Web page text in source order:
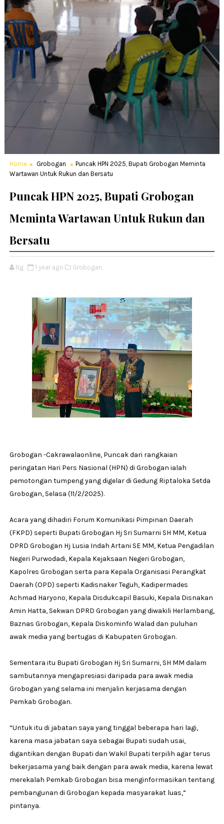
Home Grobogan
Puncak HPN 2025, Bupati Grobogan Meminta
Wartawan Untuk Rukun dan Bersatu
Puncak HPN 2025, Bupati Grobogan
Meminta Wartawan Untuk Rukun dan
Bersatu
Ng 1 year ago Grobogan,
Grobogan -Cakrawalaonline, Puncak dari rangkaian
peringatan Hari Pers Nasional (HPN) di Grobogan ialah
pemotongan tumpeng yang digelar di Gedung Riptaloka Setda
Grobogan, Selasa (11/2/2025).
Acara yang dihadiri Forum Komunikasi Pimpinan Daerah
(FKPD) seperti Bupati Grobogan Hj Sri Sumarni SH MM, Ketua
DPRD Grobogan Hj Lusia Indah Artani SE MM, Ketua Pengadilan
Negeri Purwodadi, Kepala Kejaksaan Negeri Grobogan,
Kapolres Grobogan serta para Kepala Organisasi Perangkat
Daerah (OPD) seperti Kadisnaker Teguh, Kadipermades
Achmad Haryono, Kepala Disdukcapil Basuki, Kepala Disnakan
Amin Hatta, Sekwan DPRD Grobogan yang diwakili Herlambang,
Baznas Grobogan, Kepala Diskominfo Walad dan puluhan
awak media yang bertugas di Kabupaten Grobogan.
Sementara itu Bupati Grobogan Hj Sri Sumarni, SH MM dalam
sambutannya mengapresiasi daripada para awak media
Grobogan yang selama ini menjalin kerjasama dengan
Pemkab Grobogan.
“Untuk itu di jabatan saya yang tinggal beberapa hari lagi,
karena masa jabatan saya sebagai Bupati sudah usai,
digantikan dengan Bupati dan Wakil Bupati terpilih agar terus
bekerjasama yang baik dengan para awak media, karena lewat
merekalah Pemkab Grobogan bisa menginformasikan tentang
pembangunan di Grobogan kepada masyarakat luas,”
pintanya.